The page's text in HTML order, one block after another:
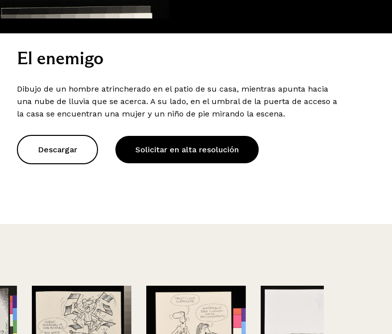
El enemigo
Dibujo de un hombre atrincherado en el patio de su casa, mientras apunta hacia
una nube de lluvia que se acerca. A su lado, en el umbral de la puerta de acceso a
la casa se encuentran una mujer y un niño de pie mirando la escena.
Descargar Solicitar en alta resolución